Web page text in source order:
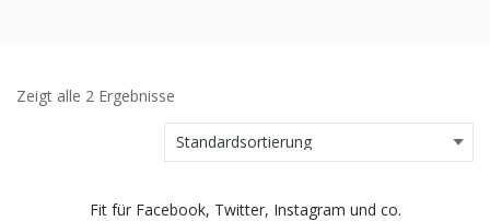
Zeigt alle 2 Ergebnisse
Fit für Facebook, Twitter, Instagram und co.